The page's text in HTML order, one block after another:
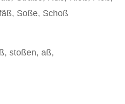
Soße, Schoß
stoßen, aß,